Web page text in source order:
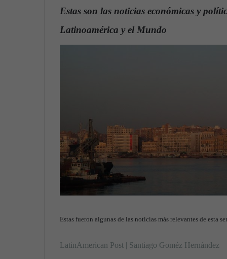
n
a
n
Estas son las noticias económicas y
Latinoamérica y el Mundo
Estas fueron algunas de las noticias más relevantes de esta
LatinAmerican Post | Santiago Goméz Hernández